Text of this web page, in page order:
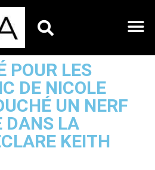
POUR LES
DE NICOLE
UN NERF
DANS LA
KEITH